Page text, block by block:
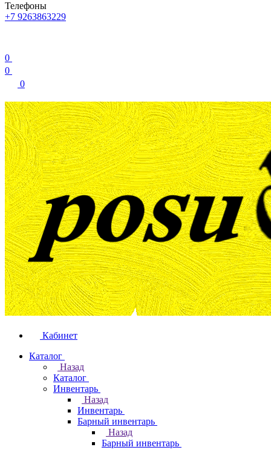
Телефоны
+7 9263863229
0
0
0
Кабинет
Каталог
Назад
Каталог
Инвентарь
Назад
Инвентарь
Барный инвентарь
Назад
Барный инвентарь